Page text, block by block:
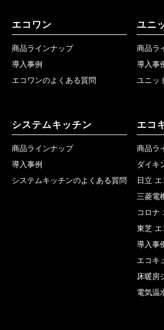
エコワン
商品ラインナップ
導入事例
エコワンのよくある質問
ユニ
商品ラ
導入事
ユニッ
システムキッチン
商品ラインナップ
導入事例
システムキッチンのよくある質問
エコ
商品ラ
ダイキ
日立
三菱電
コロナ
東芝 エ
導入事
エコキ
床暖房
電気温